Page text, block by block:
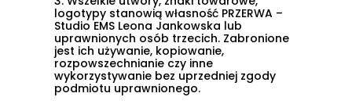
logotypy stanowią własność PRZERWA –
Studio EMS Leona Jankowska lub
uprawnionych osób trzecich. Zabronione
jest ich używanie, kopiowanie,
rozpowszechnianie czy inne
wykorzystywanie bez uprzedniej zgody
podmiotu uprawnionego.